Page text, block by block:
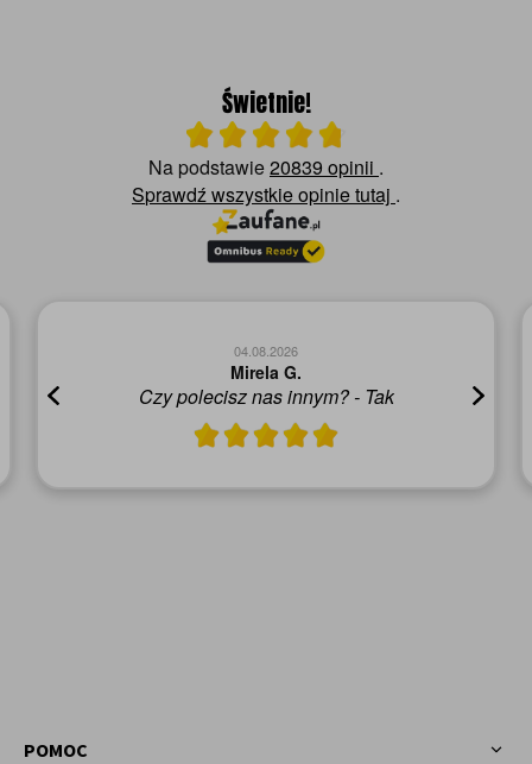
Świetnie!
Ocena średnia 4.8 na 5
Na podstawie20839 opinii .
Sprawdź wszystkie opinietutaj .
Polecam, szybka dostawa i produkt zgodny z
ofertą
Rafał K.
POMOC